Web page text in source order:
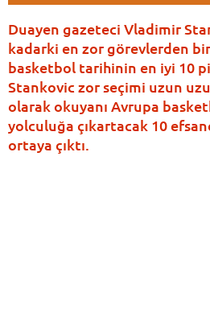
Duayen gazeteci Vladimir
kadarki en zor görevlerden
basketbol tarihinin en iyi 10
Stankovic zor seçimi uzun
olarak okuyanı Avrupa
yolculuğa çıkartacak 10
ortaya çıktı.